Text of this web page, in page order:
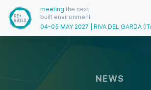
meeting the next
built environment
04-05 MAY 2027 | RIVA DEL GARDA
NEWS